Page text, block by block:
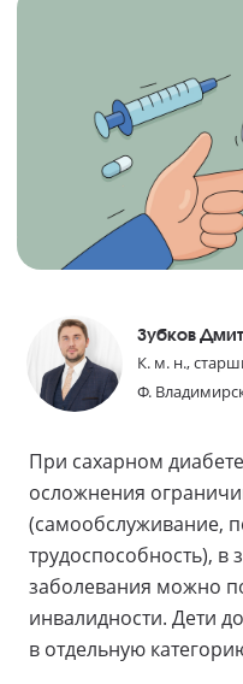
Зубков
К. м. н.,
Ф.
При сахарном
осложнения
(самообслуживание,
трудоспособность), в
заболевания можно
инвалидности. Дети
в отдельную